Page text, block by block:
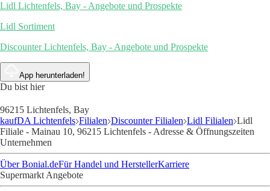
Lidl Lichtenfels, Bay - Angebote und Prospekte
Lidl Sortiment
Discounter Lichtenfels, Bay - Angebote und Prospekte
App herunterladen!
Du bist hier
96215 Lichtenfels, Bay
kaufDA Lichtenfels Filialen Discounter Filialen Lidl Filialen Lidl
Filiale - Mainau 10, 96215 Lichtenfels - Adresse & Öffnungszeiten
Unternehmen
Über Bonial.deFür Handel und HerstellerKarriere
Supermarkt Angebote